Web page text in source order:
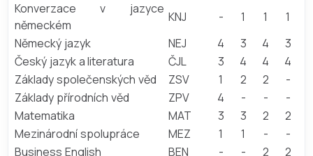
Konverzace v jazyce
německém
KNJ - 1 1
1
Německý jazyk
NEJ 4 3 4
3
Český jazyk a literatura
ČJL 3 4 4
4
Základy společenských věd
ZSV 1 2 2
-
Základy přírodních věd
ZPV 4 - -
-
Matematika
MAT 3 3 2
2
Mezinárodní spolupráce
MEZ 1 1 -
-
Business English
BEN - - 2
2